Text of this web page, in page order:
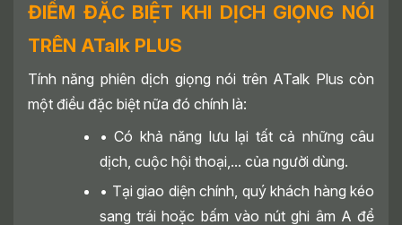
ĐIỂM ĐẶC BIỆT KHI DỊCH GIỌNG NÓI
TRÊN ATalk PLUS
Tính năng phiên dịch giọng nói trên ATalk Plus còn
một điều đặc biệt nữa đó chính là:
• Có khả năng lưu lại tất cả những câu
dịch, cuộc hội thoại,... của người dùng.
• Tại giao diện chính, quý khách hàng kéo
sang trái hoặc bấm vào nút ghi âm A để